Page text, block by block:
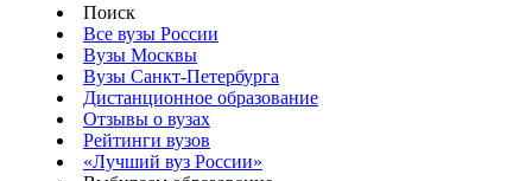
Поиск
Все вузы России
Вузы Москвы
Вузы Санкт-Петербурга
Дистанционное образование
Отзывы о вузах
Рейтинги вузов
«Лучший вуз России»